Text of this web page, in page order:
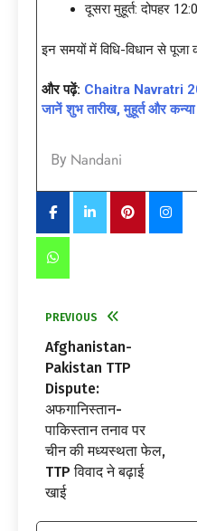
दूसरा मुहूर्त: दोपहर
इन समयों में विधि-विधान से
और पढ़ें: Chaitra Navratri
जानें शुभ तारीख, मुहूर्त और
By Nandani
PREVIOUS
Afghanistan-
Pakistan TTP
Dispute:
अफगानिस्तान-
पाकिस्तान तनाव पर
चीन की मध्यस्थता फेल,
TTP विवाद ने बढ़ाई
खाई